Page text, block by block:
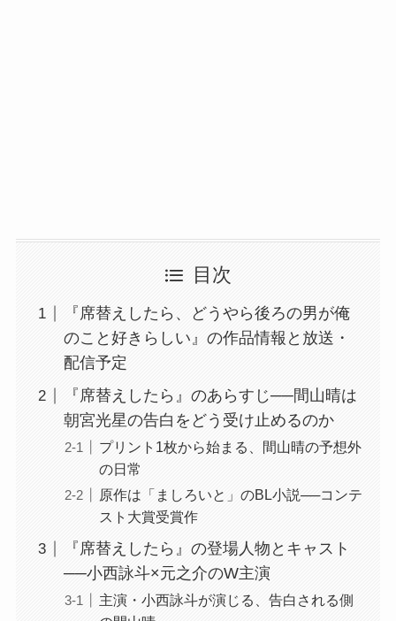
目次
『席替えしたら、どうやら後ろの男が俺
のこと好きらしい』の作品情報と放送・
配信予定
『席替えしたら』のあらすじ──間山晴は
朝宮光星の告白をどう受け止めるのか
プリント1枚から始まる、間山晴の予想外
の日常
原作は「ましろいと」のBL小説──コンテ
スト大賞受賞作
『席替えしたら』の登場人物とキャスト
──小西詠斗×元之介のW主演
主演・小西詠斗が演じる、告白される側